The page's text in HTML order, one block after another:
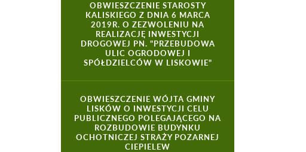
OBWIESZCZENIE STAROSTY
KALISKIEGO Z DNIA 6 MARCA
2019R. O ZEZWOLENIU NA
REALIZACJĘ INWESTYCJI
DROGOWEJ PN. "PRZEBUDOWA
ULIC OGRODOWEJ I
SPÓŁDZIELCÓW W LISKOWIE"
OBWIESZCZENIE WÓJTA GMINY
LISKÓW O INWESTYCJI CELU
PUBLICZNEGO POLEGAJĄCEGO NA
ROZBUDOWIE BUDYNKU
OCHOTNICZEJ STRAŻY POZARNEJ
CIEPIELEW